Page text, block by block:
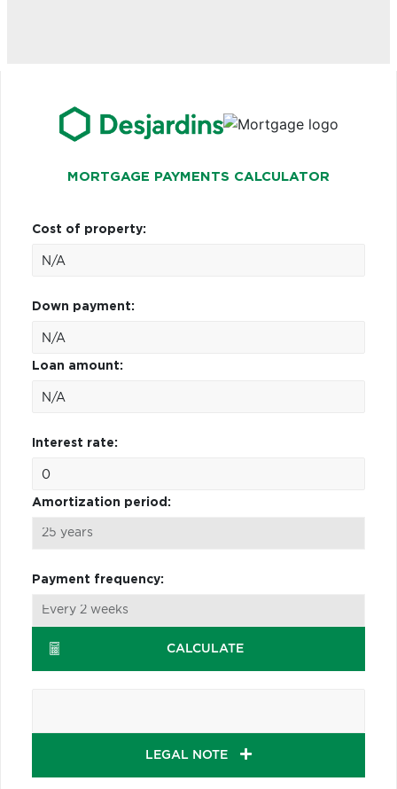
MORTGAGE PAYMENTS CALCULATOR
Cost of property:
Down payment:
Loan amount:
Interest rate:
Amortization period:
Payment frequency:
CALCULATE
LEGAL NOTE